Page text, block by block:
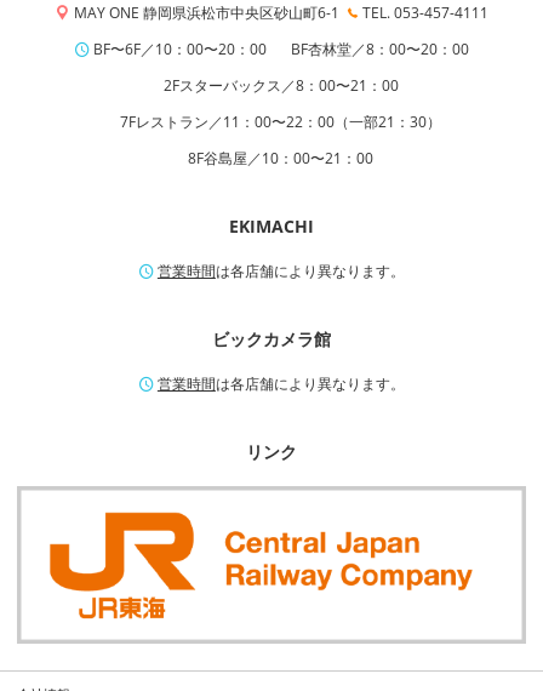
MAY ONE 静岡県浜松市中央区砂山町6-1
TEL. 053-457-4111
BF〜6F／10：00〜20：00
BF杏林堂／8：00〜20：00
2Fスターバックス／8：00〜21：00
7Fレストラン／11：00〜22：00（一部21：30）
8F谷島屋／10：00〜21：00
EKIMACHI
営業時間は各店舗により異なります。
ビックカメラ館
営業時間は各店舗により異なります。
リンク